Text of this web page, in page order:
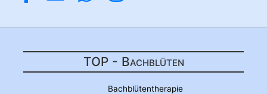
TOP - Bachblüten
Bachblütentherapie